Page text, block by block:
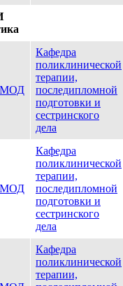
Кафедра
поликлинической
терапии,
последипломной
подготовки и
сестринского
дела
Кафедра
поликлинической
терапии,
последипломной
подготовки и
сестринского
дела
Кафедра
поликлинической
терапии,